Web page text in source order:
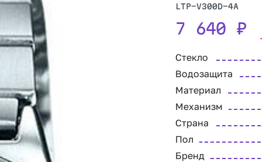
LTP-V300D-4A
7 640 ₽
Стекло
Водозащита
Материал
Механизм
Страна
Пол
Бренд